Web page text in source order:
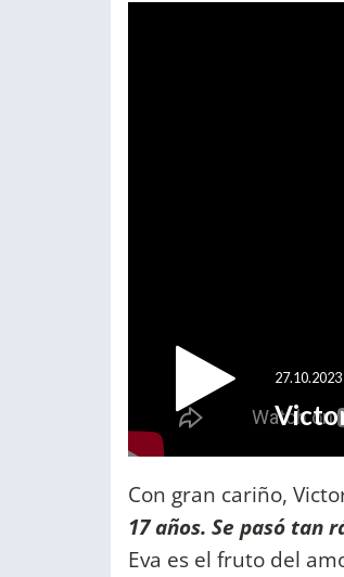
Con gran cariño,
17 años. Se pasó
Eva es el fruto del